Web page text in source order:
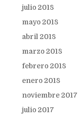
julio 2018
mayo 2018
abril 2018
marzo 2018
febrero 2018
enero 2018
noviembre 2017
julio 2017